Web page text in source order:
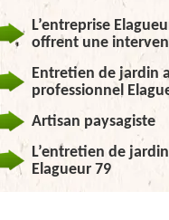
L’entreprise
offrent une
Entretien de jardin
professionnel
Artisan paysagiste
L’entretien de
Elagueur 79